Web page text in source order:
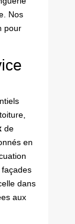
Nos
pour
de
en
façades
dans
aux